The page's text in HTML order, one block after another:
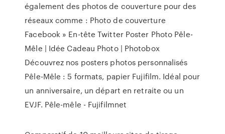
également des photos de couverture pour des
réseaux comme : Photo de couverture
Facebook » En-tête Twitter Poster Photo Pêle-
Mêle | Idée Cadeau Photo | Photobox
Découvrez nos posters photos personnalisés
Pêle-Mêle : 5 formats, papier Fujifilm. Idéal pour
un anniversaire, un départ en retraite ou un
EVJF. Pêle-mêle - Fujifilmnet